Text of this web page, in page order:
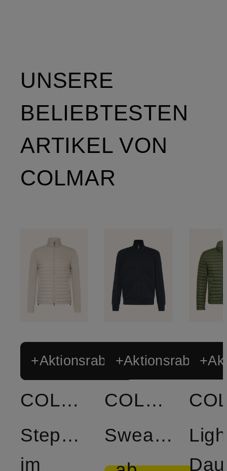
UNSERE
BELIEBTESTEN
ARTIKEL VON
COLMAR
+Aktionsrabatt
COLMAR
Steppjacke
im
+Aktionsrabatt
COLMAR
Sweatjacke